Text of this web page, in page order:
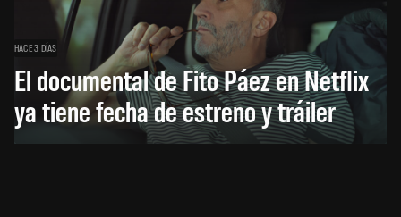
HACE 3 DÍAS
El documental de Fito Páez en Netflix
ya tiene fecha de estreno y tráiler